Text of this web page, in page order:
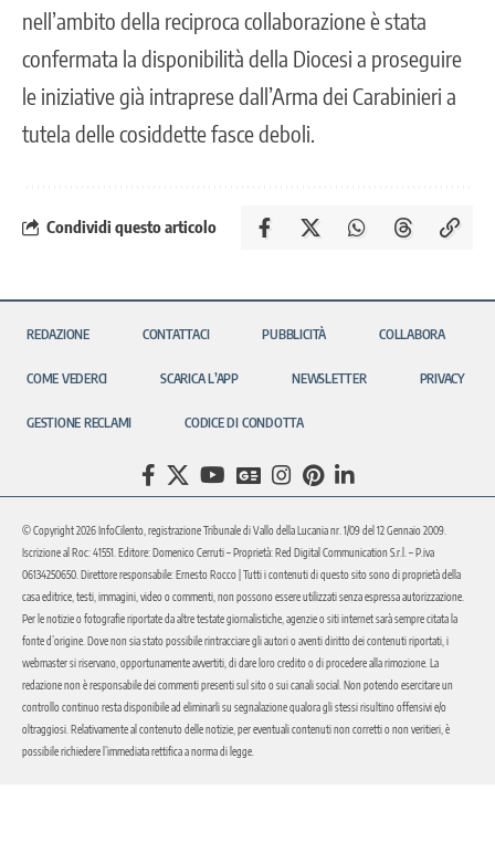
nell’ambito della reciproca collaborazione è stata
confermata la disponibilità della Diocesi a proseguire
le iniziative già intraprese dall’Arma dei Carabinieri a
tutela delle cosiddette fasce deboli.
Condividi questo articolo
REDAZIONE CONTATTACI PUBBLICITÀ COLLABORA
COME VEDERCI SCARICA L’APP NEWSLETTER PRIVACY
GESTIONE RECLAMI CODICE DI CONDOTTA
© Copyright 2026 InfoCilento, registrazione Tribunale di Vallo della Lucania nr. 1/09 del 12 Gennaio 2009.
Iscrizione al Roc: 41551. Editore: Domenico Cerruti – Proprietà: Red Digital Communication S.r.l. – P.iva
06134250650. Direttore responsabile: Ernesto Rocco | Tutti i contenuti di questo sito sono di proprietà della
casa editrice, testi, immagini, video o commenti, non possono essere utilizzati senza espressa autorizzazione.
Per le notizie o fotografie riportate da altre testate giornalistiche, agenzie o siti internet sarà sempre citata la
fonte d’origine. Dove non sia stato possibile rintracciare gli autori o aventi diritto dei contenuti riportati, i
webmaster si riservano, opportunamente avvertiti, di dare loro credito o di procedere alla rimozione. La
redazione non è responsabile dei commenti presenti sul sito o sui canali social. Non potendo esercitare un
controllo continuo resta disponibile ad eliminarli su segnalazione qualora gli stessi risultino offensivi e/o
oltraggiosi. Relativamente al contenuto delle notizie, per eventuali contenuti non corretti o non veritieri, è
possibile richiedere l’immediata rettifica a norma di legge.